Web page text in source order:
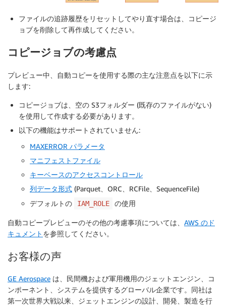
ファイルの追跡履歴をリセットしてやり直す場合は、コピージ
ョブを削除して再作成してください。
コピージョブの考慮点
プレビュー中、自動コピーを使用する際の主な注意点を以下に示
します:
コピージョブは、空の S3フォルダー (既存のファイルがない)
を使用して作成する必要があります。
以下の機能はサポートされていません:
MAXERROR パラメータ
マニフェストファイル
キーベースのアクセスコントロール
列データ形式 (Parquet、ORC、RCFile、SequenceFile)
デフォルトの
IAM_ROLE の使用
自動コピープレビューのその他の考慮事項については、 AWS のド
キュメント を参照してください。
お客様の声
GE Aerospace は、民間機および軍用機用のジェットエンジン、コ
ンポーネント、システムを提供するグローバル企業です。同社は
第一次世界大戦以来、ジェットエンジンの設計、開発、製造を行